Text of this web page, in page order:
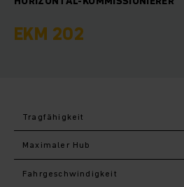
EKM 202
Tragfähigkeit
Maximaler Hub
Fahr­geschwindigkeit